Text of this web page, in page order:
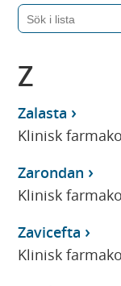
Z
Zalasta
Klinisk
Zarondan
Klinisk
Zavicefta
Klinisk